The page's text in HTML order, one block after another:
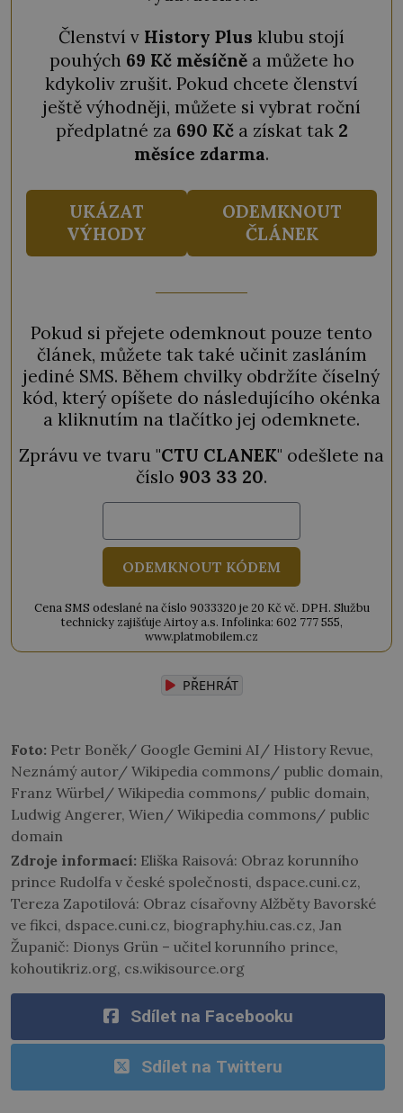
Členství v History Plus klubu stojí
pouhých 69 Kč měsíčněa můžete ho
kdykoliv zrušit. Pokud chcete členství
ještě výhodněji, můžete si vybrat roční
předplatné za 690 Kča získat tak 2
měsíce zdarma.
UKÁZAT
VÝHODY
ODEMKNOUT
ČLÁNEK
Pokud si přejete odemknout pouze tento
článek, můžete tak také učinit zasláním
jediné SMS. Během chvilky obdržíte číselný
kód, který opíšete do následujícího okénka
a kliknutím na tlačítko jej odemknete.
Zprávu ve tvaru "CTU CLANEK" odešlete na
číslo 903 33 20.
ODEMKNOUT KÓDEM
Cena SMS odeslané na číslo 9033320 je 20 Kč vč. DPH. Službu
technicky zajišťuje Airtoy a.s. Infolinka: 602 777 555,
www.platmobilem.cz
PŘEHRÁT
Foto: Petr Boněk/ Google Gemini AI/ History Revue,
Neznámý autor/ Wikipedia commons/ public domain,
Franz Würbel/ Wikipedia commons/ public domain,
Ludwig Angerer, Wien/ Wikipedia commons/ public
domain
Zdroje informací: Eliška Raisová: Obraz korunního
prince Rudolfa v české společnosti, dspace.cuni.cz,
Tereza Zapotilová: Obraz císařovny Alžběty Bavorské
ve fikci, dspace.cuni.cz, biography.hiu.cas.cz, Jan
Županič: Dionys Grün – učitel korunního prince,
kohoutikriz.org, cs.wikisource.org
Sdílet na Facebooku
Sdílet na Twitteru